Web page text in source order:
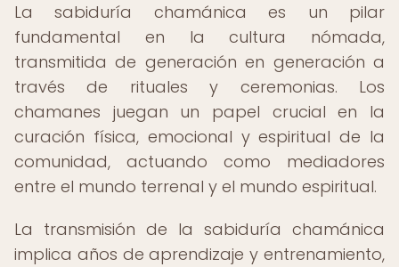
La sabiduría chamánica es un pilar
fundamental en la cultura nómada,
transmitida de generación en generación a
través de rituales y ceremonias. Los
chamanes juegan un papel crucial en la
curación física, emocional y espiritual de la
comunidad, actuando como mediadores
entre el mundo terrenal y el mundo espiritual.
La transmisión de la sabiduría chamánica
implica años de aprendizaje y entrenamiento,